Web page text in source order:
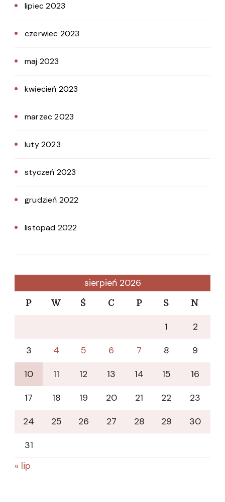
lipiec 2023
czerwiec 2023
maj 2023
kwiecień 2023
marzec 2023
luty 2023
styczeń 2023
grudzień 2022
listopad 2022
sierpień 2026
P W Ś C P S N
1
2
3
4 5 6 7 8
9
10
11 12 13 14 15
16
17
18 19 20 21 22
23
24
25 26 27 28 29
30
31
« lip